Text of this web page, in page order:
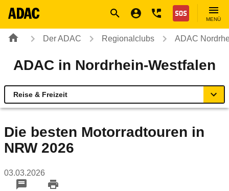
Nothilfe
MENÜ
Der ADAC Regionalclubs ADAC
ADAC in Nordrhein-Westfalen
Reise & Freizeit
Rund ums Fahrzeug
Verkehr & Sicherheit
Die besten Motorradtouren in
NRW 2026
03.03.2026